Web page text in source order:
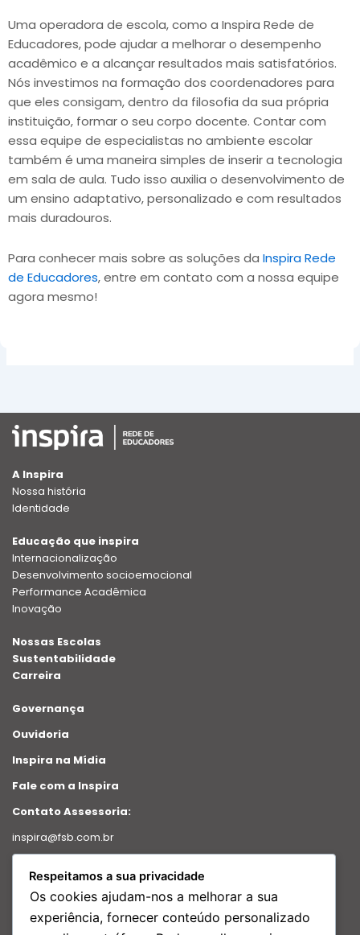
Uma operadora de escola, como a Inspira Rede de
Educadores, pode ajudar a melhorar o desempenho
acadêmico e a alcançar resultados mais satisfatórios.
Nós investimos na formação dos coordenadores para
que eles consigam, dentro da filosofia da sua própria
instituição, formar o seu corpo docente. Contar com
essa equipe de especialistas no ambiente escolar
também é uma maneira simples de inserir a tecnologia
em sala de aula. Tudo isso auxilia o desenvolvimento de
um ensino adaptativo, personalizado e com resultados
mais duradouros.
Para conhecer mais sobre as soluções da Inspira Rede
de Educadores, entre em contato com a nossa equipe
agora mesmo!
A Inspira
Nossa história
Identidade
Educação que inspira
Internacionalização
Desenvolvimento socioemocional
Performance Acadêmica
Inovação
Nossas Escolas
Sustentabilidade
Carreira
Governança
Ouvidoria
Inspira na Mídia
Fale com a Inspira
Contato Assessoria:
inspira@fsb.com.br
Intranet
Relatório de transparência
Respeitamos a sua privacidade
Os cookies ajudam-nos a melhorar a sua
experiência, fornecer conteúdo personalizado